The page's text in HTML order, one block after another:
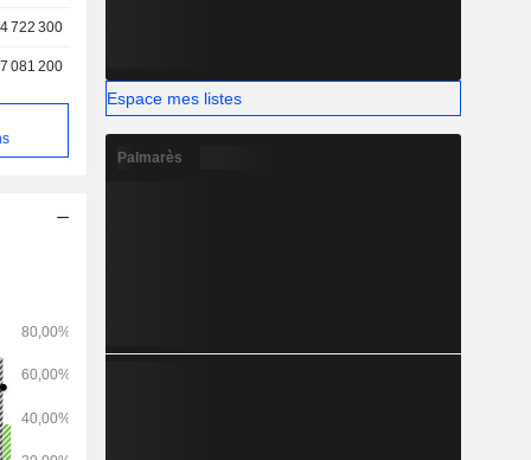
4 722 300
7 081 200
Espace mes listes
Palmarès